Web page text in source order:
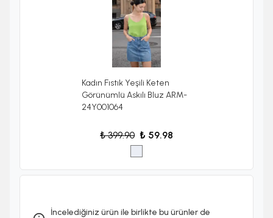
Kadın Fıstık Yeşili Keten
Görünümlü Askılı Bluz ARM-
24Y001064
₺ 399.90 ₺ 59.98
İncelediğiniz ürün ile birlikte bu ürünler de